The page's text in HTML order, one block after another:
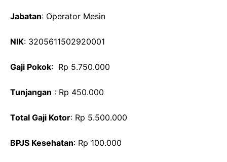
Jabatan: Operator Mesin
NIK: 3205611502920001
Gaji Pokok: Rp 5.750.000
Tunjangan : Rp 450.000
Total Gaji Kotor: Rp 5.500.000
BPJS Kesehatan: Rp 100.000